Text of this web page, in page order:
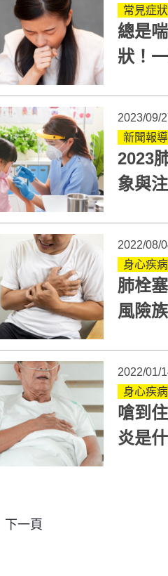
常見症狀
總是
2023/09/
新聞報導
2023
象與
2022/08/
身心疾病
肺栓
風險
2022/01/
身心疾病
嗆到
炎是
下一頁